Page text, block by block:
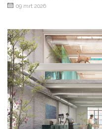
09 mrt 2026